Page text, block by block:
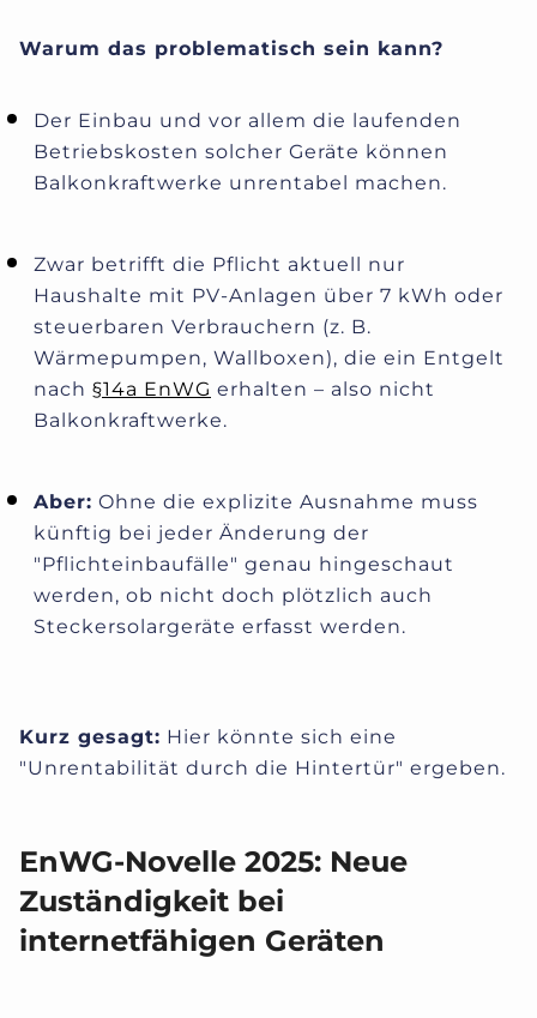
Warum das problematisch sein kann?
Der Einbau und vor allem die laufenden
Betriebskosten solcher Geräte können
Balkonkraftwerke unrentabel machen.
Zwar betrifft die Pflicht aktuell nur
Haushalte mit PV-Anlagen über 7 kWh oder
steuerbaren Verbrauchern (z. B.
Wärmepumpen, Wallboxen), die ein Entgelt
nach §14a EnWG erhalten – also nicht
Balkonkraftwerke.
Aber: Ohne die explizite Ausnahme muss
künftig bei jeder Änderung der
"Pflichteinbaufälle" genau hingeschaut
werden, ob nicht doch plötzlich auch
Steckersolargeräte erfasst werden.
Kurz gesagt: Hier könnte sich eine
"Unrentabilität durch die Hintertür" ergeben.
EnWG-Novelle 2025: Neue
Zuständigkeit bei
internetfähigen Geräten